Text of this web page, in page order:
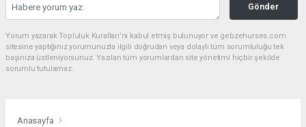
Gönder
Yorum yazarak Topluluk Kuralları’nı kabul etmiş bulunuyor ve gebzehurses.com
sitesine yaptığınız yorumunuzla ilgili doğrudan veya dolaylı tüm sorumluluğu tek
başınıza üstleniyorsunuz. Yazılan tüm yorumlardan site yönetimi hiçbir şekilde
sorumlu tutulamaz.
Anasayfa